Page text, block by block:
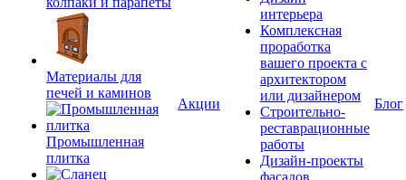
Материалы для
печей и каминов
Промышленная
плитка
Акции
интерьера
Комплексная
проработка
вашего проекта с
архитектором
или дизайнером
Строительно-
реставрационные
работы
Дизайн-проекты
фасадов
Блог